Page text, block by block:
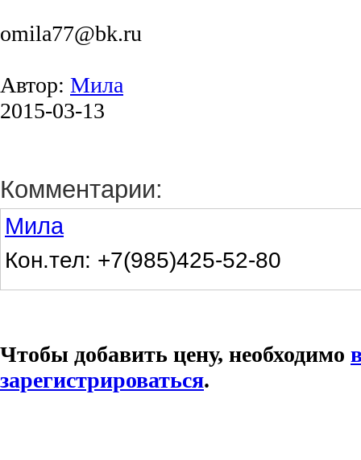
omila77@bk.ru
Автор: Мила
2015-03-13
Комментарии:
Мила
Кон.тел: +7(985)425-52-80
Чтобы добавить цену, необходимо
зарегистрироваться.